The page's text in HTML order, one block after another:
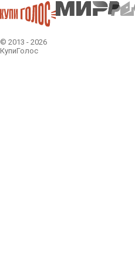
© 2013 - 2026
КупиГолос